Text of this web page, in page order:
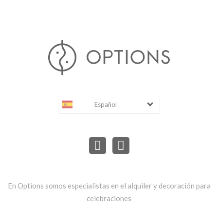
Español
En Options somos especialistas en el alquiler y decoración para
celebraciones